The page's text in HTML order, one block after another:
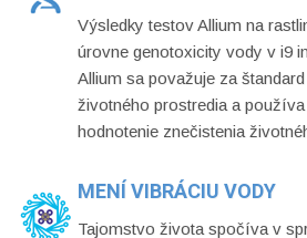
Výsledky testov Allium na
úrovne genotoxicity vody v i9
Allium sa považuje za
životného prostredia a
hodnotenie znečistenia
MENÍ VIBRÁCIU VODY
Tajomstvo života spočíva v